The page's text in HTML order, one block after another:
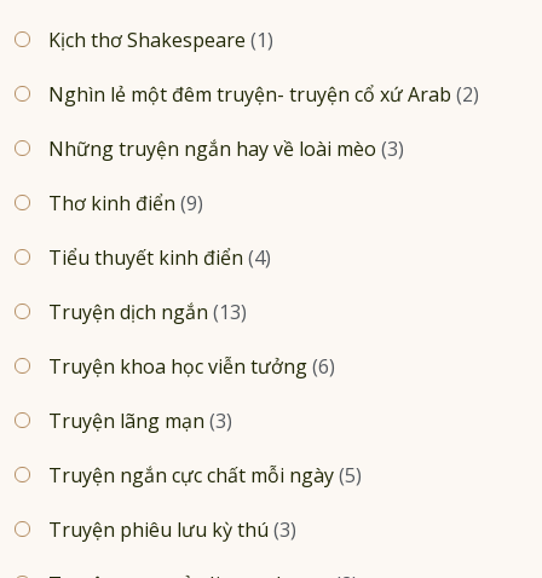
Kịch thơ Shakespeare (1)
Nghìn lẻ một đêm truyện- truyện cổ xứ Arab (2)
Những truyện ngắn hay về loài mèo (3)
Thơ kinh điển (9)
Tiểu thuyết kinh điển (4)
Truyện dịch ngắn (13)
Truyện khoa học viễn tưởng(6)
Truyện lãng mạn (3)
Truyện ngắn cực chất mỗi ngày(5)
Truyện phiêu lưu kỳ thú (3)